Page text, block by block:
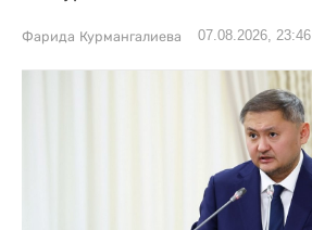
Фарида Курмангалиева 07.08.2026, 23:46